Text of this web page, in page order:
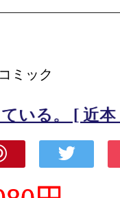
ミック
いる。 [ 近本